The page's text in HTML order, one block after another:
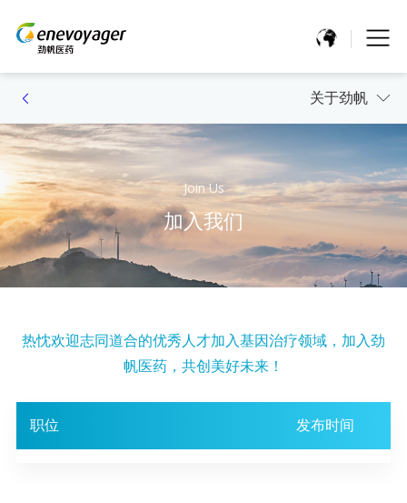
关于劲帆
Join Us
加入我们
热忱欢迎志同道合的优秀人才加入基因治疗领域，加入劲
帆医药，共创美好未来！
职位 发布时间